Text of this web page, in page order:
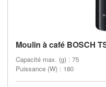
Moulin à café BOSCH
Capacité max. (g) : 75
Puissance (W) : 180